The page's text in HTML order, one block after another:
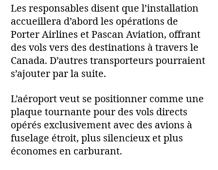
Les responsables disent que l’installation
accueillera d’abord les opérations de
Porter Airlines et Pascan Aviation, offrant
des vols vers des destinations à travers le
Canada. D’autres transporteurs pourraient
s’ajouter par la suite.
L’aéroport veut se positionner comme une
plaque tournante pour des vols directs
opérés exclusivement avec des avions à
fuselage étroit, plus silencieux et plus
économes en carburant.